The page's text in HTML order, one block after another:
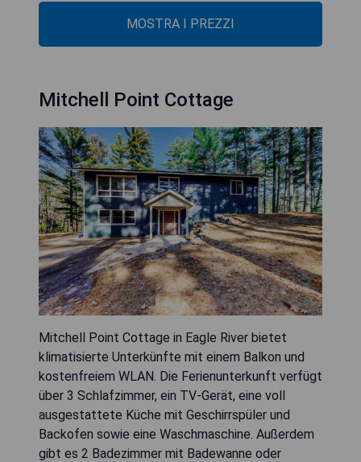
MOSTRA I PREZZI
Mitchell Point Cottage
Mitchell Point Cottage in Eagle River bietet
klimatisierte Unterkünfte mit einem Balkon und
kostenfreiem WLAN. Die Ferienunterkunft verfügt
über 3 Schlafzimmer, ein TV-Gerät, eine voll
ausgestattete Küche mit Geschirrspüler und
Backofen sowie eine Waschmaschine. Außerdem
gibt es 2 Badezimmer mit Badewanne oder